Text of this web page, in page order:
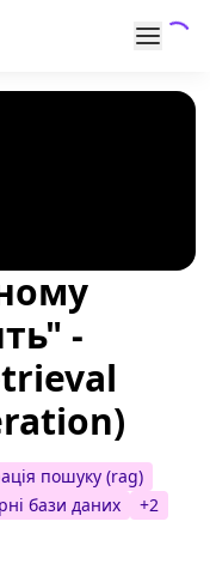
-
пошуку (rag)
бази даних +2